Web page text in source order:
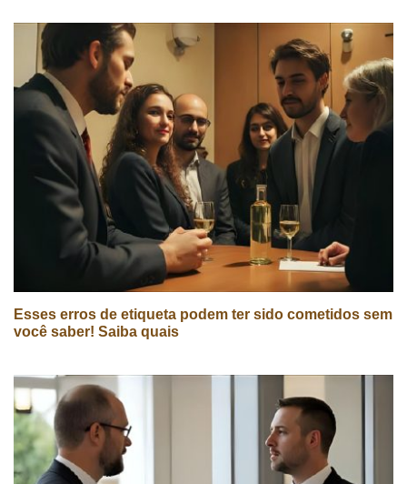
Esses erros de etiqueta podem ter sido cometidos sem
você saber! Saiba quais